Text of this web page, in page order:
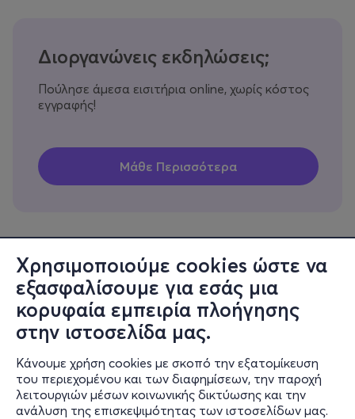
Χρησιμοποιούμε cookies ώστε να
εξασφαλίσουμε για εσάς μια
κορυφαία εμπειρία πλοήγησης
στην ιστοσελίδα μας.
Κάνουμε χρήση cookies με σκοπό την εξατομίκευση
του περιεχομένου και των διαφημίσεων, την παροχή
λειτουργιών μέσων κοινωνικής δικτύωσης και την
ανάλυση της επισκεψιμότητας των ιστοσελίδων μας.
Διοργανώνεις εκδηλώσεις;
Πούλησε άμεσα εισιτήρια online, χωρίς κόστος
εγγραφής!
Πληροφορίες
Υποστήριξη
Stay Connected